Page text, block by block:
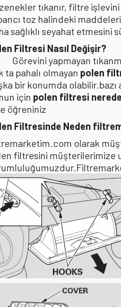
tıkanır, filtre
toz halindeki
sağlıklı seyahat etmesini
Filtresi Nasıl Değişir?
Görevini yapmayan
ta pahalı olmayan polen
bir konumda olabilir.bazı
için polen filtresi nerede
öğreniniz
Filtresinde Neden
olarak
filtresini müşterilerimize